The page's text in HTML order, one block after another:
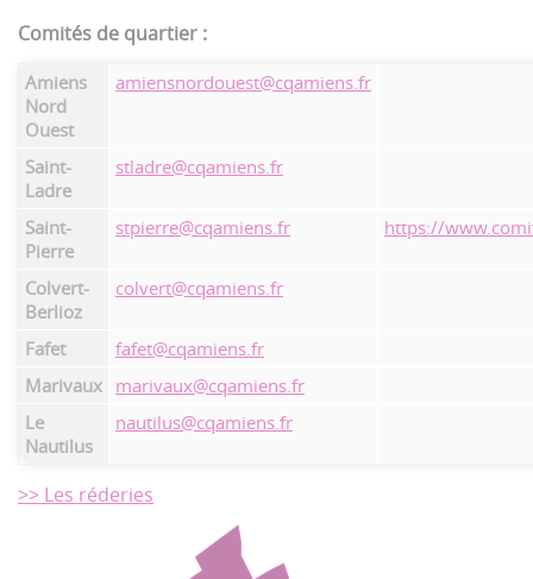
Comités de quartier :
Amiens
Nord
Ouest
amiensnordouest@cqamiens.fr
Saint-
Ladre
stladre@cqamiens.fr
Saint-
Pierre
stpierre@cqamiens.fr https://
Colvert-
Berlioz
colvert@cqamiens.fr
Fafet
fafet@cqamiens.fr
Marivaux marivaux@cqamiens.fr
Le
Nautilus
nautilus@cqamiens.fr
>> Les réderies